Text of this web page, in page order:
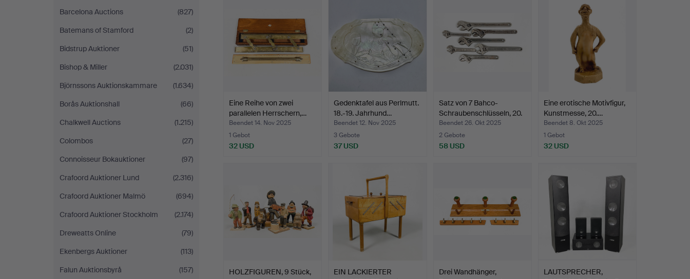
Barcelona Auctions
(827)
Batemans of Stamford
(2)
Bidstrup Auktioner
(51)
Bishop & Miller
(2.031)
Björnssons Auktionskammare
(1.634)
Borås Auktionshall
(66)
Chalkwell Auctions
(1.215)
Colombos
(27)
Connoisseur Bokauktioner
(97)
Crafoord Auktioner Lund
(2.316)
Crafoord Auktioner Malmö
(694)
Crafoord Auktioner Stockholm
(2.174)
Dreweatts Online
(79)
Ekenbergs Auktioner
(113)
Falun Auktionsbyrå
(157)
Eine Reihe von zwei
parallelen Herrschern,…
Beendet 14. Nov 2025
1 Gebot
32 USD
Gedenktafel aus Perlmutt.
18.-19. Jahrhund…
Beendet 12. Nov 2025
3 Gebote
37 USD
Satz von 7 Bahco-
Schraubenschlüsseln, 20.
…
Beendet 26. Okt 2025
2 Gebote
58 USD
Eine erotische Motivfigur,
Kunstmesse, 20.…
Beendet 8. Okt 2025
1 Gebot
32 USD
HOLZFIGUREN, 9 Stück,
EIN LACKIERTER
Drei Wandhänger,
LAUTSPRECHER,